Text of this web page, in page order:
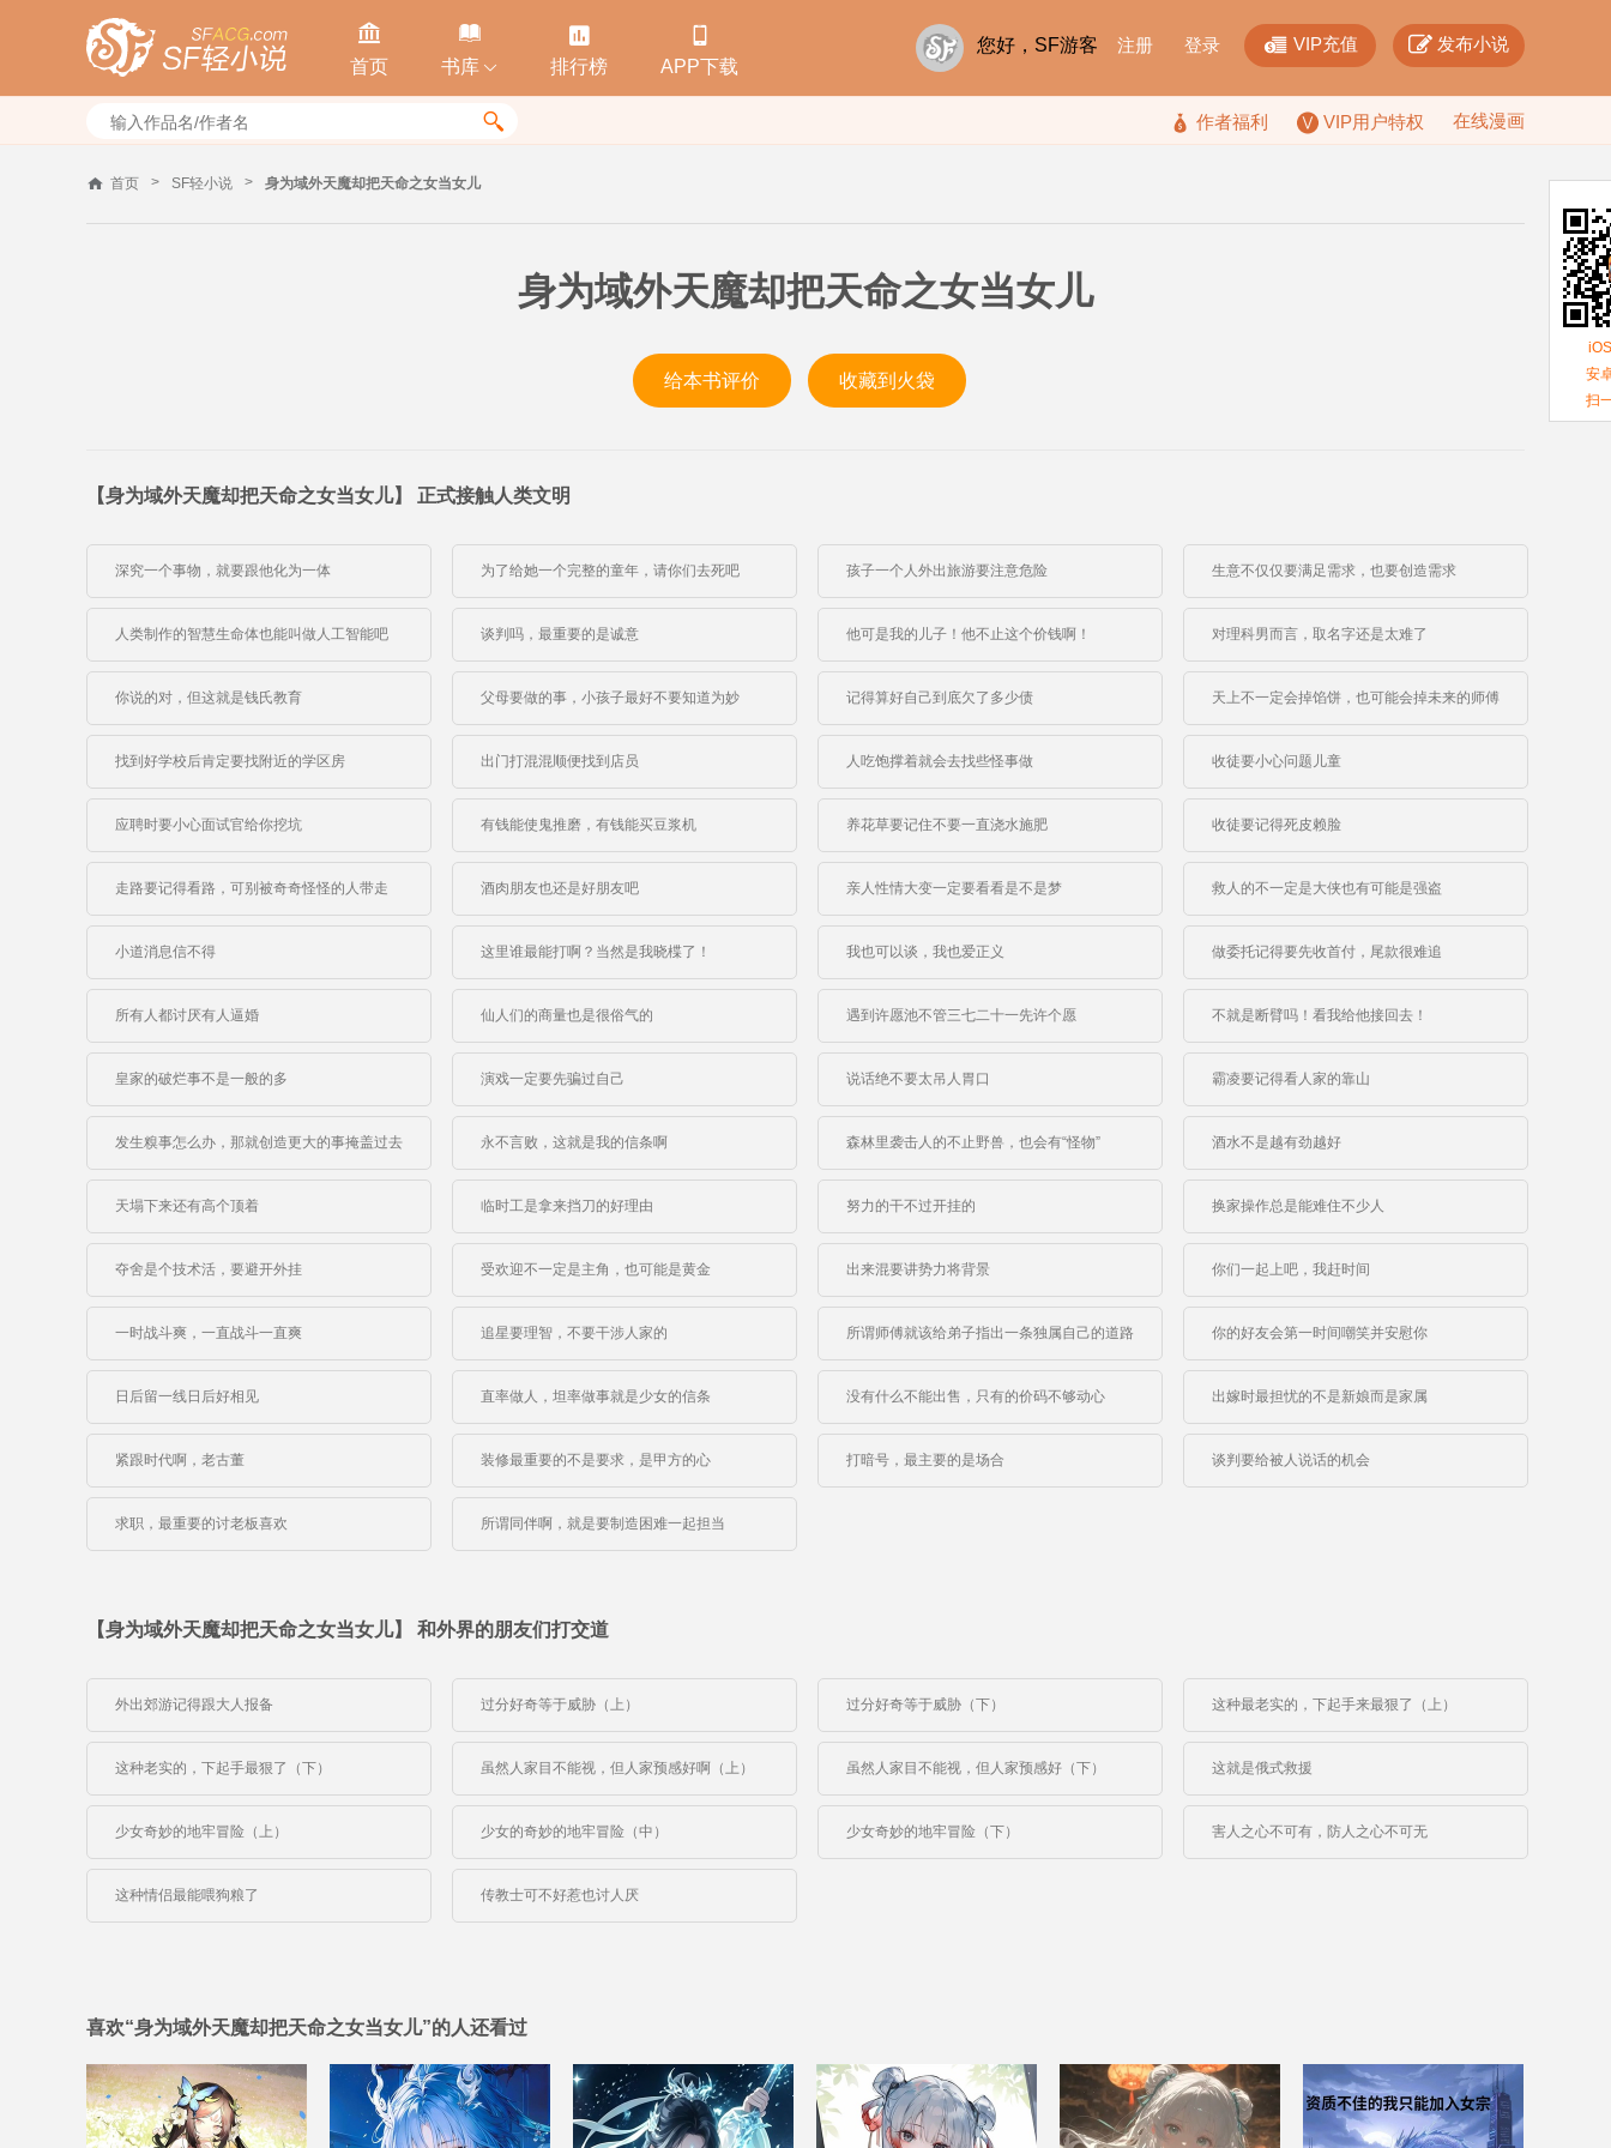

首页

书库 

排行榜

APP下载
您好，SF游客 注册 登录  VIP充值  发布小说
  作者福利 VIP用户特权 在线漫画
首页 > SF轻小说 > 身为域外天魔却把天命之女当女儿
身为域外天魔却把天命之女当女儿
给本书评价 收藏到火袋
【身为域外天魔却把天命之女当女儿】 正式接触人类文明
深究一个事物，就要跟他化为一体 为了给她一个完整的童年，请你们去死吧 孩子一个人外出旅游要注意危险 生意不仅仅要满足需求，也要创造需求
人类制作的智慧生命体也能叫做人工智能吧 谈判吗，最重要的是诚意 他可是我的儿子！他不止这个价钱啊！ 对理科男而言，取名字还是太难了
你说的对，但这就是钱氏教育 父母要做的事，小孩子最好不要知道为妙 记得算好自己到底欠了多少债 天上不一定会掉馅饼，也可能会掉未来的师傅
找到好学校后肯定要找附近的学区房 出门打混混顺便找到店员 人吃饱撑着就会去找些怪事做 收徒要小心问题儿童
应聘时要小心面试官给你挖坑 有钱能使鬼推磨，有钱能买豆浆机 养花草要记住不要一直浇水施肥 收徒要记得死皮赖脸
走路要记得看路，可别被奇奇怪怪的人带走 酒肉朋友也还是好朋友吧 亲人性情大变一定要看看是不是梦 救人的不一定是大侠也有可能是强盗
小道消息信不得 这里谁最能打啊？当然是我晓楪了！ 我也可以谈，我也爱正义 做委托记得要先收首付，尾款很难追
所有人都讨厌有人逼婚 仙人们的商量也是很俗气的 遇到许愿池不管三七二十一先许个愿 不就是断臂吗！看我给他接回去！
皇家的破烂事不是一般的多 演戏一定要先骗过自己 说话绝不要太吊人胃口 霸凌要记得看人家的靠山
发生糗事怎么办，那就创造更大的事掩盖过去 永不言败，这就是我的信条啊 森林里袭击人的不止野兽，也会有“怪物” 酒水不是越有劲越好
天塌下来还有高个顶着 临时工是拿来挡刀的好理由 努力的干不过开挂的 换家操作总是能难住不少人
夺舍是个技术活，要避开外挂 受欢迎不一定是主角，也可能是黄金 出来混要讲势力将背景 你们一起上吧，我赶时间
一时战斗爽，一直战斗一直爽 追星要理智，不要干涉人家的 所谓师傅就该给弟子指出一条独属自己的道路 你的好友会第一时间嘲笑并安慰你
日后留一线日后好相见 直率做人，坦率做事就是少女的信条 没有什么不能出售，只有的价码不够动心 出嫁时最担忧的不是新娘而是家属
紧跟时代啊，老古董 装修最重要的不是要求，是甲方的心 打暗号，最主要的是场合 谈判要给被人说话的机会
求职，最重要的讨老板喜欢 所谓同伴啊，就是要制造困难一起担当
【身为域外天魔却把天命之女当女儿】 和外界的朋友们打交道
外出郊游记得跟大人报备 过分好奇等于威胁（上） 过分好奇等于威胁（下） 这种最老实的，下起手来最狠了（上）
这种老实的，下起手最狠了（下） 虽然人家目不能视，但人家预感好啊（上） 虽然人家目不能视，但人家预感好（下） 这就是俄式救援
少女奇妙的地牢冒险（上） 少女的奇妙的地牢冒险（中） 少女奇妙的地牢冒险（下） 害人之心不可有，防人之心不可无
这种情侣最能喂狗粮了 传教士可不好惹也讨人厌
喜欢“身为域外天魔却把天命之女当女儿”的人还看过
安
扫